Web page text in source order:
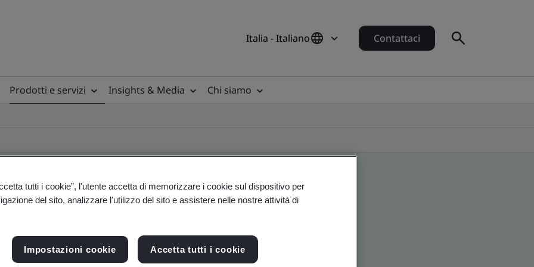
Italia - Italiano Contattaci
Prodotti e servizi Insights & Media
Chi siamo
- Validation and Verification
tutti i cookie”, l'utente accetta di memorizzare i cookie sul dispositivo per
del sito, analizzare l'utilizzo del sito e assistere nelle nostre attività di
Impostazioni cookie Accetta tutti i cookie